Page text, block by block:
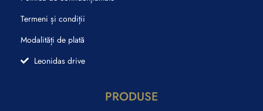
Termeni și condiții
Modalități de plată
Leonidas drive
PRODUSE